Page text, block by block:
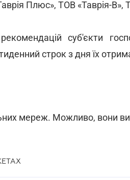
Плюс», ТОВ «Таврія-В»,
суб'єкти
строк з дня їх
мереж. Можливо, вони